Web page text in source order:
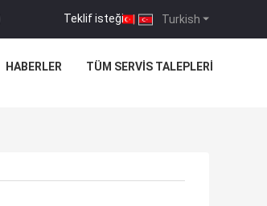
Turkish
Teklif isteği |
HABERLER TÜM SERVIS TALEPLERI